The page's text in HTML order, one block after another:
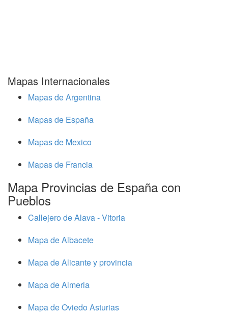
Mapas Internacionales
Mapas de Argentina
Mapas de España
Mapas de Mexico
Mapas de Francia
Mapa Provincias de España con
Pueblos
Callejero de Alava - Vitoria
Mapa de Albacete
Mapa de Alicante y provincia
Mapa de Almeria
Mapa de Oviedo Asturias